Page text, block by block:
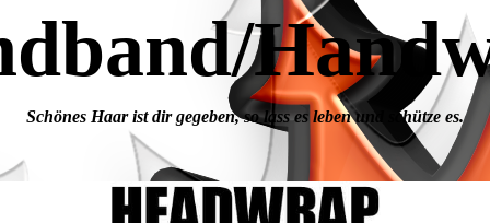
Schönes Haar ist dir gegeben, so lass es leben und schütze es.